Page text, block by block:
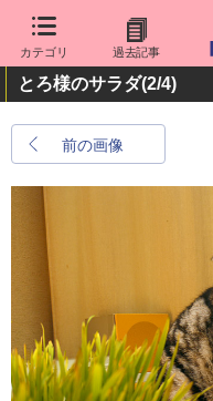
カテゴリ 過去記事
とろ様のサラダ(2/4)
前の画像